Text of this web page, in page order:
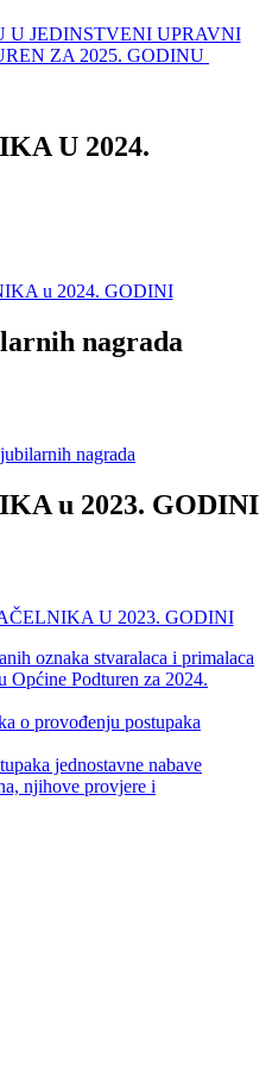
U JEDINSTVENI UPRAVNI
ZA 2025. GODINU
U 2024.
u 2024. GODINI
nagrada
nagrada
u 2023. GODINI
U 2023. GODINI
oznaka stvaralaca i primalaca
Općine Podturen za 2024.
o provođenju postupaka
jednostavne nabave
njihove provjere i